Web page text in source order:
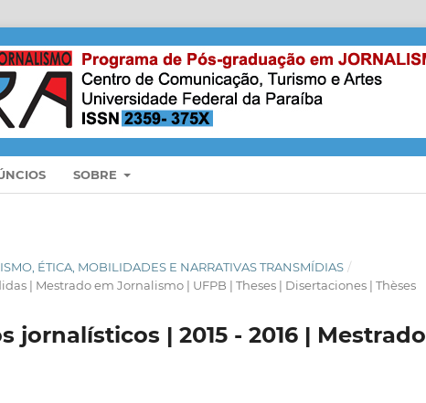
SOBRE
ÉTICA, MOBILIDADES E NARRATIVAS TRANSMÍDIAS /
| Mestrado em Jornalismo | UFPB | Theses | Disertaciones | Thèses
jornalísticos | 2015 - 2016 | Mestrado